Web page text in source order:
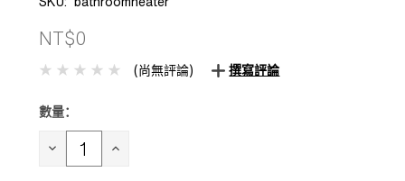
NT$0
(尚無評論) 撰寫評論
目前
存：
數量：
減 增